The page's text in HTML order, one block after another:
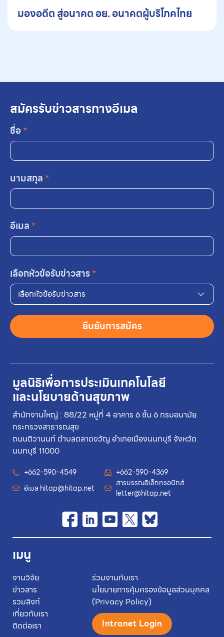
มองอดีต สู่อนาคต อย. อนาคตผู้บริโภคไทย
มูลนิธิเพื่อการประเมินเทคโนโลยี
และนโยบายด้านสุขภาพ
สำนักงานใหญ่ : 88/22 หมู่ที่ 4 อาคาร 6 ชั้น 6 กรมอนามัย
กระทรวงสาธารณสุข
ถนนติวานนท์ ตำบลตลาดขวัญ อำเภอเมืองนนทบุรี จังหวัด
นนทบุรี 11000
+662-590-4549
+662-590-4369
อีเมล hitap@hitap.net
สารบรรณอิเล็กทรอนิกส์
letter@hitap.net
เมนู
งานวิจัย
ข่าวสาร
รวมลิงก์
เกี่ยวกับเรา
ติดต่อเรา
ร่วมงานกับเรา
นโยบายการคุ้มครองข้อมูลส่วนบุคคล
(Privacy Policy)
Intranet Login
สมัครรับข่าวสารทางอีเมล
ชื่อ*
นามสกุล *
อีเมล *
เลือกหัวข้อรับข่าวสาร*
เลือกหัวข้อรับข่าวสาร
ยืนยันการสมัคร